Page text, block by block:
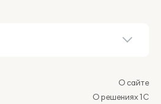
О сайте
О решениях 1С